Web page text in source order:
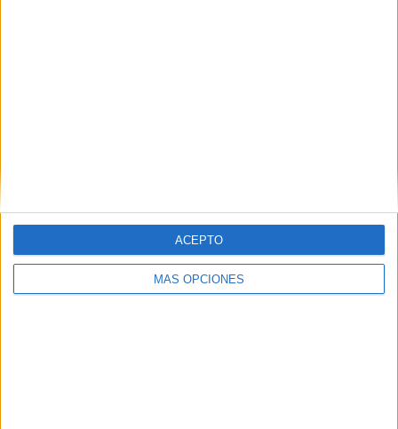
MÁS OPCIONES
ACEPTO